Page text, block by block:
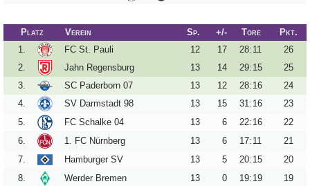
Fanfreundschaften
Downloads
Vereinsdaten
Tickets
Archiv
DFB-
Platz Verein Sp. +/- Tore
Pkt.
1.
FC St. Pauli 12 17 28: 11
26
2.
Jahn Regensburg 13 14 29: 15
25
3.
SC Paderborn 07 13 12 28: 16
24
4.
SV Darmstadt 98 13 15 31: 16
23
5.
FC Schalke 04 13 6 22: 16
22
6.
1. FC Nürnberg 13 6 17: 11
21
7.
Hamburger SV 13 5 20: 15
20
8.
Werder Bremen 13 0 19: 19
19